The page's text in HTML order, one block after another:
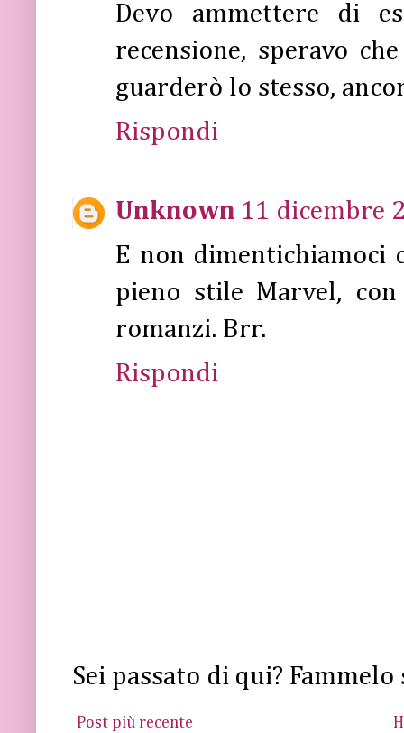
Devo ammettere di
recensione, speravo
guarderò lo stesso,
Rispondi
Unknown 11 dicembre
E non dimentichiamoci
pieno stile Marvel,
romanzi. Brr.
Rispondi
Sei passato di qui?
Post più recente